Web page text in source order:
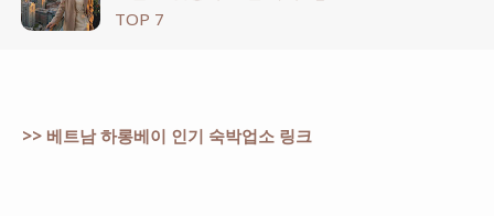
TOP 7
>> 베트남 하롱베이 인기 숙박업소 링크